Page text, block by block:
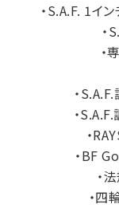
・S.A.F. 1イ
・
・
・
・
・
・BF
・
・四